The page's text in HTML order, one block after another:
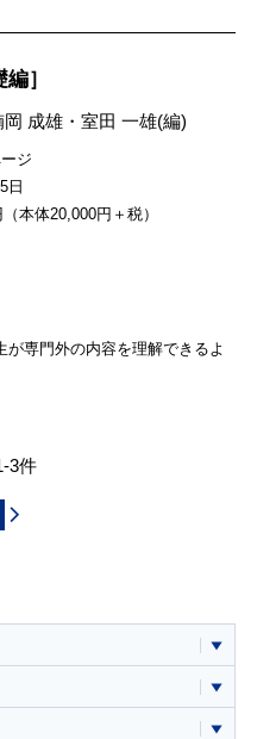
］
岡 成雄 ・室田 一雄(編)
ジ
日
本体20,000円＋税）
専門外の内容を理解できるよ
3件